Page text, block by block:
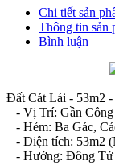
Chi tiết sản
Thông tin sản
Bình luận
Đất Cát Lái - 53m2 -
- Vị Trí: Gần Công
- Hẻm: Ba Gác,
- Diện tích: 53m2
- Hướng: Đông Tứ